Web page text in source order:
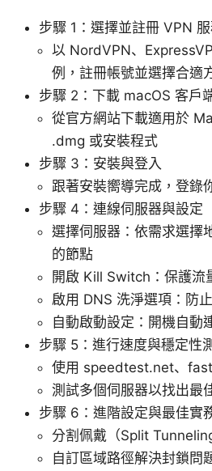
步驟 1：選擇並註冊 VPN
以 NordVPN、
例，註冊帳號並選擇合適
步驟 2：下載 macOS 客戶
從官方網站下載適用於
.dmg 或安裝程式
步驟 3：安裝與登入
跟著安裝嚮導完成，登錄
步驟 4：連線伺服器與設定
選擇伺服器：依需求選擇
的節點
開啟 Kill Switch：保護流
啟用 DNS 洗淨選項：防
自動啟動設定：開機自動
步驟 5：進行速度與穩定性
使用 speedtest.net、
測試多個伺服器以找出最
步驟 6：進階設定與最佳實
分割佩戴（Split
自訂區域路徑解決封鎖問